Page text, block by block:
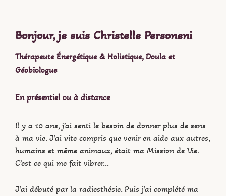
Bonjour, je suis Christelle Personeni
Thérapeute Énergétique & Holistique, Doula et
Géobiologue
En présentiel ou à distance
Il y a 10 ans, j’ai senti le besoin de donner plus de sens
à ma vie. J’ai vite compris que venir en aide aux autres,
humains et même animaux, était ma Mission de Vie.
C’est ce qui me fait vibrer…
J’ai débuté par la radiesthésie. Puis j’ai complété ma